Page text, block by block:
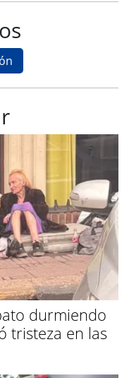
durmiendo
tristeza en las